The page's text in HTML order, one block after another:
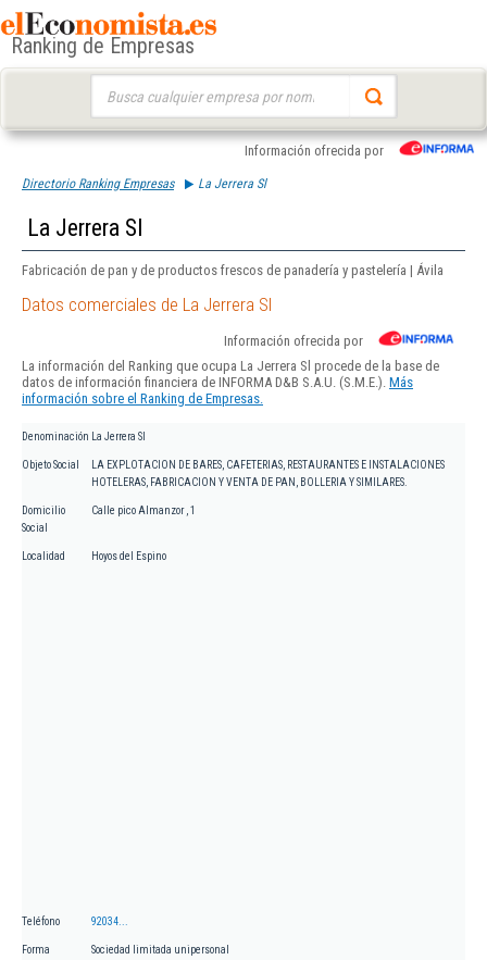
Ranking de Empresas
Información ofrecida por
Directorio Ranking Empresas La Jerrera Sl
La Jerrera Sl
Fabricación de pan y de productos frescos de panadería y pastelería | Ávila
Datos comerciales de La Jerrera Sl
Información ofrecida por
La información del Ranking que ocupa La Jerrera Sl procede de la base de
datos de información financiera de INFORMA D&B S.A.U. (S.M.E.). Más
información sobre el Ranking de Empresas.
Denominación La Jerrera Sl
Objeto Social
LA EXPLOTACION DE BARES, CAFETERIAS, RESTAURANTES E INSTALACIONES
HOTELERAS, FABRICACION Y VENTA DE PAN, BOLLERIA Y SIMILARES.
Domicilio
Social
Calle pico Almanzor , 1
Localidad Hoyos del Espino
Teléfono 92034...
Forma
Sociedad limitada unipersonal